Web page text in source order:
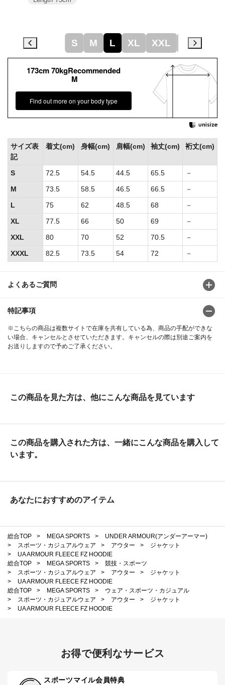
よくあるご質問
特記事項
※こちらの商品は複数サイトで在庫を共有している為、商品の手配ができな
い場合、キャンセルとさせていただきます。キャンセルの際は別途ご案内を
お送りしますので予めご了承ください。
サイズ表
記
着丈(cm) 身幅(cm) 肩幅(cm) 袖丈(cm) 裄丈(cm)
S 72.5 54.5 44.5 65.5
－
M
73.5 58.5 46.5 66.5
－
L
75 62 48.5 68
－
XL
77.5 66 50 69
－
XXL
80 70 52 70.5
－
XXXL
82.5 73.5 54 72 －
173cm 70kgRecommended
M
Find out more on your body type
S M L XL XXL XXXL
この商品を見た方は、他にこんな商品を見ています
この商品を購入された方は、一緒にこんな商品を購入して
います。
あなたにおすすめのアイテム
総合TOP > MEGA SPORTS >
UNDER ARMOUR(アンダーアーマー)
>
スポーツ・カジュアルウェア > アウター >
ジャケット
>
UA ARMOUR FLEECE FZ HOODIE
総合TOP
> MEGA SPORTS >
競技・スポーツ
>
スポーツ・カジュアルウェア > アウター >
ジャケット
>
UA ARMOUR FLEECE FZ HOODIE
総合TOP
> MEGA SPORTS >
ウェア・スポーツ・カジュアル
>
スポーツ・カジュアルウェア > アウター >
ジャケット
>
UA ARMOUR FLEECE FZ HOODIE
お得で便利なサービス
スポーツマイル会員特典